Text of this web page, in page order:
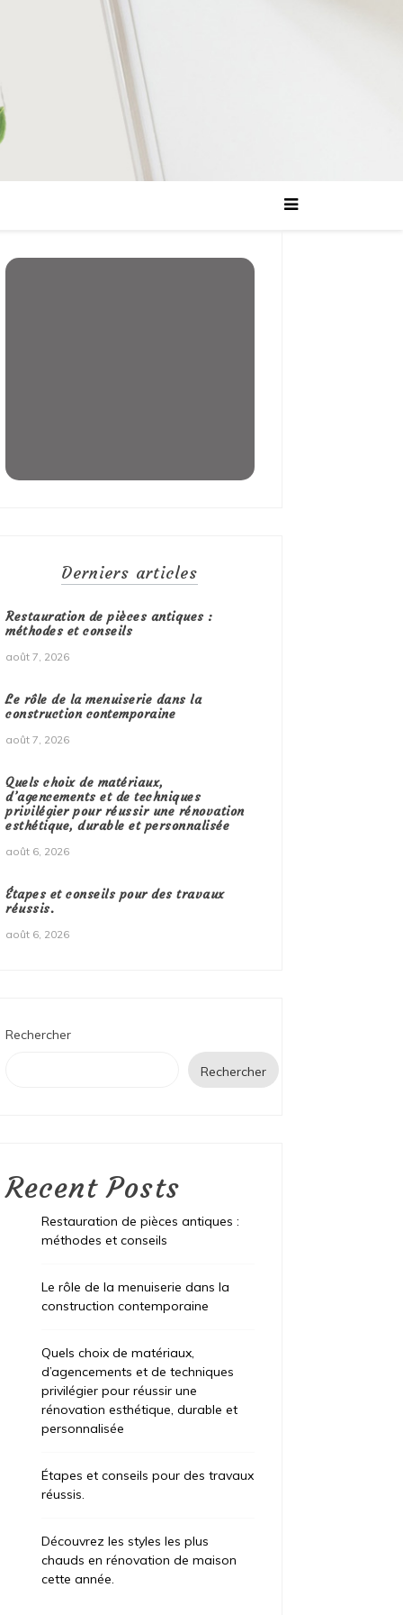
et conseils pour des
réussis.
Derniers articles
Restauration de pièces antiques :
méthodes et conseils
août 7, 2026
Le rôle de la menuiserie dans la
construction contemporaine
août 7, 2026
Quels choix de matériaux,
d’agencements et de techniques
privilégier pour réussir une rénovation
esthétique, durable et personnalisée
août 6, 2026
Étapes et conseils pour des travaux
réussis.
août 6, 2026
Rechercher
Rechercher
Recent Posts
Restauration de pièces antiques :
méthodes et conseils
Le rôle de la menuiserie dans la
construction contemporaine
Quels choix de matériaux,
d’agencements et de techniques
privilégier pour réussir une
rénovation esthétique, durable et
personnalisée
Étapes et conseils pour des travaux
réussis.
Découvrez les styles les plus
chauds en rénovation de maison
cette année.